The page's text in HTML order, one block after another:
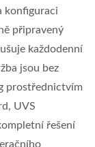
konfiguraci
připravený
každodenní
jsou bez
prostřednictvím
UVS
řešení